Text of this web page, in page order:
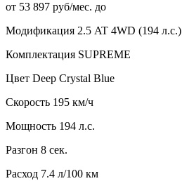
от 53 897 руб/мес. до
Модификация 2.5 AT 4WD (194 л.с.)
Комплектация SUPREME
Цвет Deep Crystal Blue
Скорость 195 км/ч
Мощность 194 л.с.
Разгон 8 сек.
Расход 7.4 л/100 км